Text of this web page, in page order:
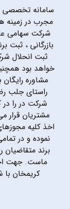
سامانه تخصصی
مجرب در
شرکت سهامی
بازرگانی ، ثبت
ثبت انحلال
خواهد بود
مشاوره
راستای جلب
شرکت در را در
مشتریان
اخذ کلیه
نموده و در
برند
ماست. جهت
کریمخان با شماره ۰۲۱۸۷۱۴۶